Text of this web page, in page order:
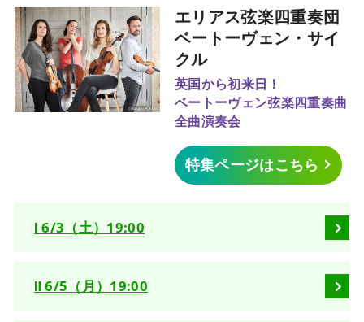
エリアス弦楽四重奏団
ベートーヴェン・サイ
クル
英国から初来日！
ベートーヴェン弦楽四重奏曲
全曲演奏会
特集ページはこちら
Ⅰ 6/3（土）19:00
Ⅱ 6/5（月）19:00